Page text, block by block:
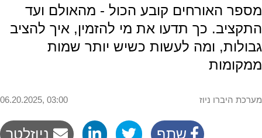
מספר האורחים קובע הכול - מהאולם ועד
התקציב. כך תדעו את מי להזמין, איך להציב
גבולות, ומה לעשות כשיש יותר שמות
ממקומות
06.20.2025, 03:00 מערכת היברו ניוז